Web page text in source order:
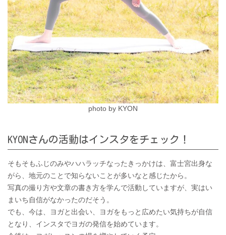
photo by KYON
KYONさんの活動はインスタをチェック！
そもそもふじのみやハハラッチなったきっかけは、富士宮出身な
がら、地元のことで知らないことが多いなと感じたから。
写真の撮り方や文章の書き方を学んで活動していますが、実はい
まいち自信がなかったのだそう。
でも、今は、ヨガと出会い、ヨガをもっと広めたい気持ちが自信
となり、インスタでヨガの発信を始めています。